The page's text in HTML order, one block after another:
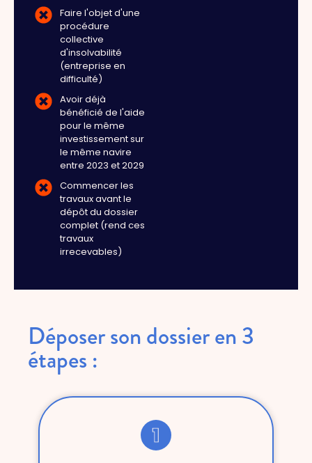
Faire l'objet d'une
procédure
collective
d'insolvabilité
(entreprise en
difficulté)
Avoir déjà
bénéficié de l'aide
pour le même
investissement sur
le même navire
entre 2023 et 2029
Commencer les
travaux avant le
dépôt du dossier
complet (rend ces
travaux
irrecevables)
Déposer son dossier en 3
étapes :